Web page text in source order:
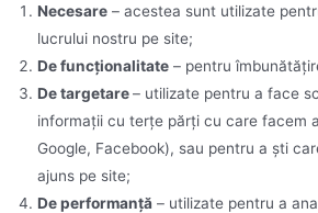
Necesare– acestea sunt utilizate
lucrului nostru pe site;
De funcționalitate– pentru
De targetare– utilizate pentru a face
informații cu terțe părți cu care facem
Google, Facebook), sau pentru a ști
ajuns pe site;
De performanță– utilizate pentru a